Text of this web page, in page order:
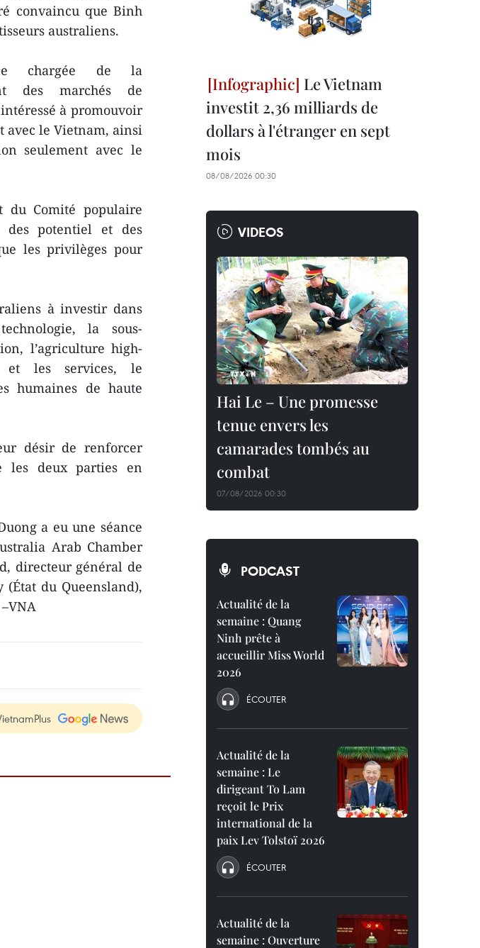
convaincu que Binh
australiens.
chargée de la
des marchés de
à promouvoir
avec le Vietnam, ainsi
seulement avec le
du Comité populaire
des potentiel et des
les privilèges pour
à investir dans
la sous-
l’agriculture high-
et les services, le
humaines de haute
désir de renforcer
les deux parties en
a eu une séance
Arab Chamber
directeur général de
du Queensland),
Le Vietnam
investit 2,36 milliards de
dollars à l'étranger en sept
mois
08/08/2026 00:30
VIDEOS
Hai Le – Une promesse
tenue envers les
camarades tombés au
combat
07/08/2026 00:30
PODCAST
Actualité de la
semaine : Quang
Ninh prête à
accueillir Miss World
2026
ÉCOUTER
Actualité de la
semaine : Le
dirigeant To Lam
reçoit le Prix
international de la
paix Lev Tolstoï 2026
ÉCOUTER
Actualité de la
semaine : Ouverture